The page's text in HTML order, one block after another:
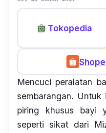
Tokopedia
Mencuci peralatan
sembarangan.
piring khusus bayi
seperti sikat dari